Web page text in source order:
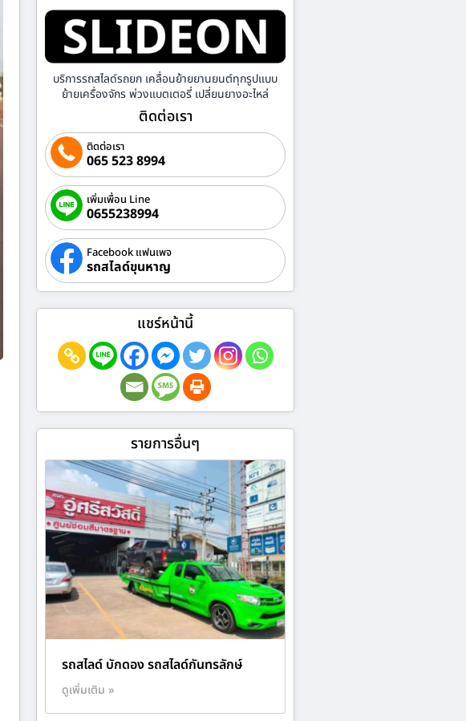
บริการรถสไลด์รถยก เคลื่อนย้ายยานยนต์ทุกรูปแบบ
ย้ายเครื่องจักร พ่วงแบตเตอรี่ เปลี่ยนยางอะไหล่
ติดต่อเรา
ติดต่อเรา
065 523 8994
เพิ่มเพื่อน Line
0655238994
Facebook แฟนเพจ
รถสไลด์ขุนหาญ
แชร์หน้านี้
รายการอื่นๆ
รถสไลด์ บักดอง รถสไลด์กันทรลักษ์
ดูเพิ่มเติม »